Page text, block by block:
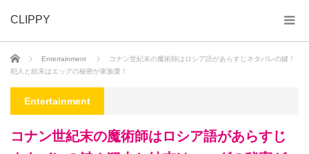
CLIPPY
ホーム Entertainment
コナン世紀末の魔術師はロシア語があらすじネタバレの鍵！
犯人と結末はエッグの秘密が家族愛！
Entertainment
コナン世紀末の魔術師はロシア語があらすじ